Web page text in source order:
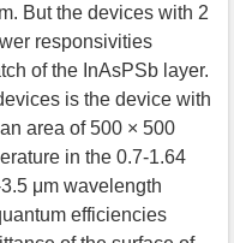
But the devices with 2
responsivities
of the InAsPSb layer.
is the device with
area of 500 × 500
in the 0.7-1.64
μm wavelength
efficiencies